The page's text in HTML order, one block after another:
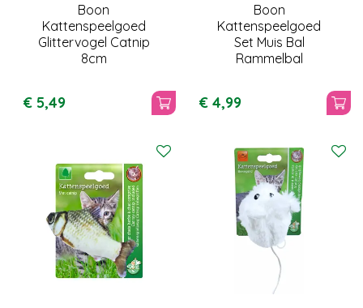
Boon
Kattenspeelgoed
Glittervogel Catnip
8cm
€ 5,49
Boon
Kattenspeelgoed
Set Muis Bal
Rammelbal
€ 4,99